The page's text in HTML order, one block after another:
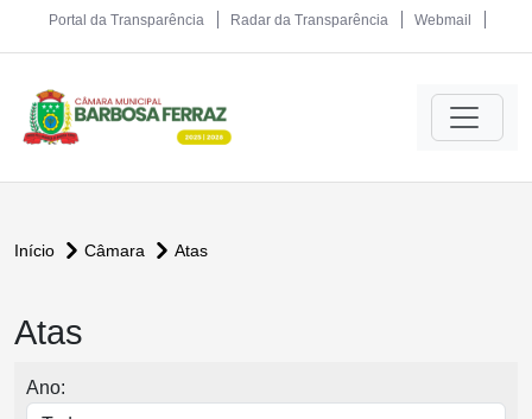
Portal da Transparência Radar da Transparência Webmail
Início Câmara Atas
Atas
Ano: